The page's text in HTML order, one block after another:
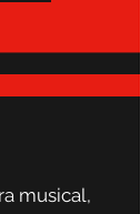
musical,